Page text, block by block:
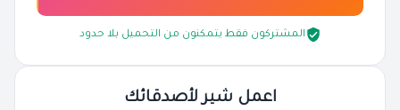
المشتركون فقط يتمكنون من التحميل بلا حدود
اعمل شير لأصدقائك